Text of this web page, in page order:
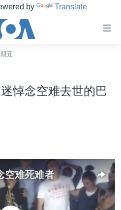
by Translate
五
悼念空难去世的巴
空难死难者